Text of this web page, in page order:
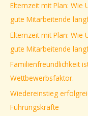
n
a
c
h
:
Elternzeit mit Plan: Wie
gute Mitarbeitende
Elternzeit mit Plan: Wie
gute Mitarbeitende
Familienfreundlichkeit
Wettbewerbsfaktor.
Wiedereinstieg
Führungskräfte